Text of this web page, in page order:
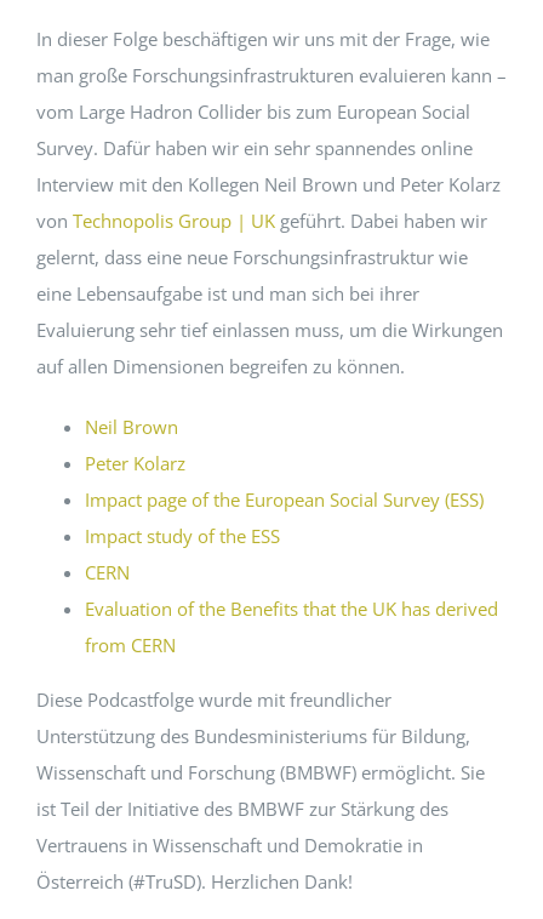
In dieser Folge beschäftigen wir uns mit der Frage, wie
man große Forschungsinfrastrukturen evaluieren kann –
vom Large Hadron Collider bis zum European Social
Survey. Dafür haben wir ein sehr spannendes online
Interview mit den Kollegen Neil Brown und Peter Kolarz
von Technopolis Group | UKgeführt. Dabei haben wir
gelernt, dass eine neue Forschungsinfrastruktur wie
eine Lebensaufgabe ist und man sich bei ihrer
Evaluierung sehr tief einlassen muss, um die Wirkungen
auf allen Dimensionen begreifen zu können.
Neil Brown
Peter Kolarz
Impact page of the European Social Survey (ESS)
Impact study of the ESS
CERN
Evaluation of the Benefits that the UK has derived
from CERN
Diese Podcastfolge wurde mit freundlicher
Unterstützung des Bundesministeriums für Bildung,
Wissenschaft und Forschung (BMBWF) ermöglicht. Sie
ist Teil der Initiative des BMBWF zur Stärkung des
Vertrauens in Wissenschaft und Demokratie in
Österreich (#TruSD). Herzlichen Dank!